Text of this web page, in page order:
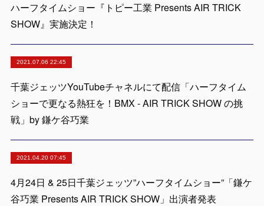
ハーフタイムショー『トピー工業 Presents AIR TRICK
SHOW』実施決定！
2021.07.06 22:45
千葉ジェッツYouTubeチャネルにて配信「ハーフタイム
ショーで更なる熱狂を！BMX - AIR TRICK SHOW の挑
戦」by 鎌ケ谷巧業
2021.04.20 07:45
4月24日 & 25日千葉ジェッツ”ハーフタイムショー”「鎌ケ
谷巧業 Presents AIR TRICK SHOW」出演者発表